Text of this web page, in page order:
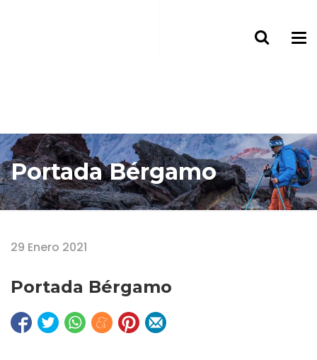
Portada Bérgamo
29 Enero 2021
Portada Bérgamo